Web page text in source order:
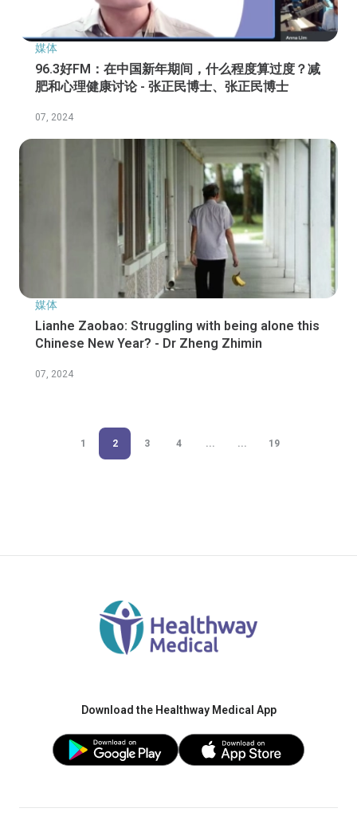
媒体
96.3好FM：在中国新年期间，什么程度算过度？减
肥和心理健康讨论 - 张正民博士、张正民博士
07, 2024
媒体
Lianhe Zaobao: Struggling with being alone this
Chinese New Year? - Dr Zheng Zhimin
07, 2024
1 2 3 4 ... ... 19
Download the Healthway Medical App